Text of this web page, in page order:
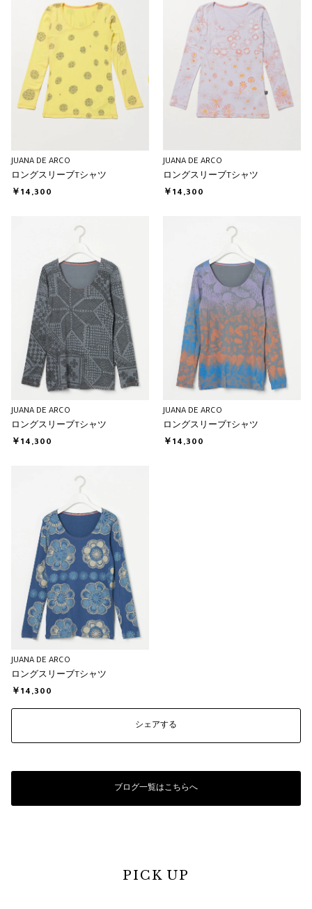
JUANA DE ARCO
ロングスリーブTシャツ
￥14,300
JUANA DE ARCO
ロングスリーブTシャツ
￥14,300
JUANA DE ARCO
ロングスリーブTシャツ
￥14,300
JUANA DE ARCO
ロングスリーブTシャツ
￥14,300
JUANA DE ARCO
ロングスリーブTシャツ
￥14,300
シェアする
ブログ一覧はこちらへ
PICK UP